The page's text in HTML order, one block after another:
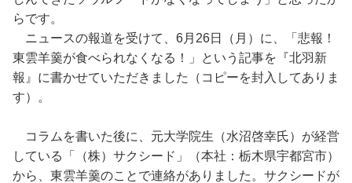
らです。
ニュースの報道を受けて、6月26日（月）に、「悲報！
東雲羊羹が食べられなくなる！」という記事を『北羽新
報』に書かせていただきました（コピーを封入してありま
す）。
コラムを書いた後に、元大学院生（水沼啓幸氏）が経営
している「（株）サクシード」（本社：栃木県宇都宮市）
から、東雲羊羹のことで連絡がありました。サクシードが